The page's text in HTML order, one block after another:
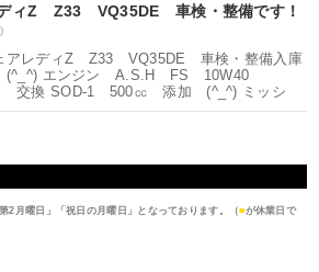
ィZ Z33 VQ35DE 車検・整備です！
アレディZ Z33 VQ35DE 車検・整備入庫
(^_^) エンジン A.S.H FS 10W40
交換 SOD-1 500㏄ 添加 (^_^) ミッシ
2月曜日」「祝日の月曜日」となっております。（■が休業日で